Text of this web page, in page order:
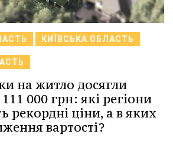
КИЇВСЬКА ОБЛАСТЬ
на житло досягли
000 грн: які регіони
рекордні ціни, а в яких
вартості?